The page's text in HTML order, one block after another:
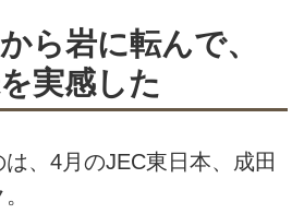
ら岩に転んで、
実感した
、4月のJEC東日本、成田